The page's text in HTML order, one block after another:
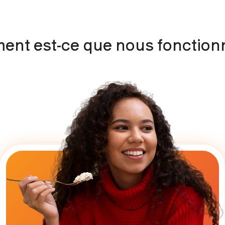
est-ce que nous